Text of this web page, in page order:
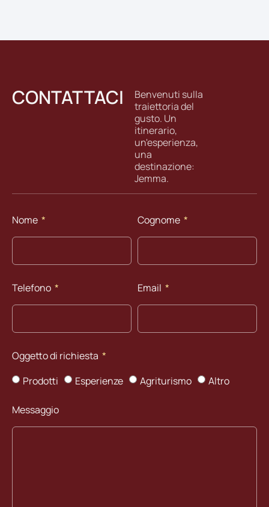
CONTATTACI
Benvenuti sulla
traiettoria del
gusto. Un
itinerario,
un'esperienza,
una
destinazione:
Jemma.
Nome Cognome
Telefono Email
Oggetto di richiesta
Prodotti
Esperienze Agriturismo Altro
Messaggio